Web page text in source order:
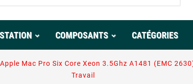
COMPOSANTS CATÉGORIES
Apple Mac Pro Six Core Xeon 3.5Ghz A1481 (EMC
Travail